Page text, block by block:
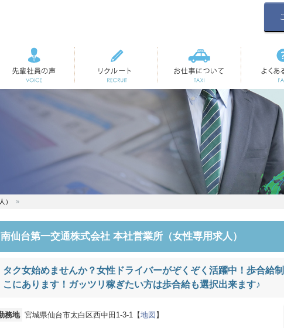
先輩社員の声 リクルート お仕事について よく
）
南仙台第一交通株式会社 本社営業所（女性専用求人）
タク女始めませんか？女性ドライバーがぞくぞく活躍中！歩合給
こにあります！ガッツリ稼ぎたい方は歩合給も選択出来ます♪
務地 宮城県仙台市太白区西中田1-3-1【地図 】